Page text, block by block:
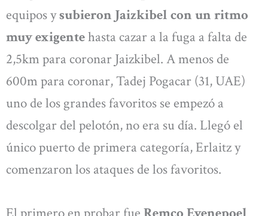
equipos ysubieron Jaizkibel con un ritmo
muy exigentehasta cazar a la fuga a falta de
2,5km para coronar Jaizkibel. A menos de
600m para coronar, Tadej Pogacar (31, UAE)
uno de los grandes favoritos se empezó a
descolgar del pelotón, no era su día. Llegó el
único puerto de primera categoría, Erlaitz y
comenzaron los ataques de los favoritos.